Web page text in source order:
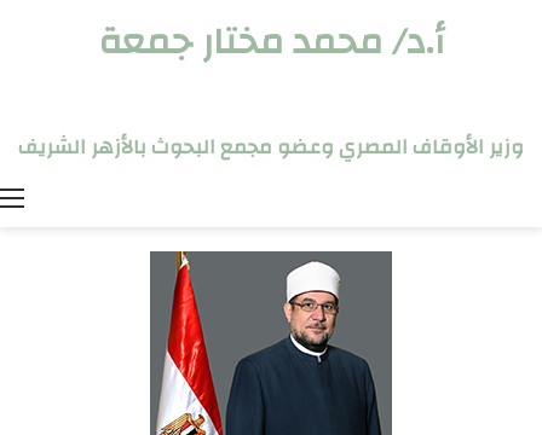
أ.د/ محمد مختار جمعة
وزير الأوقاف المصري وعضو مجمع البحوث بالأزهر الشريف